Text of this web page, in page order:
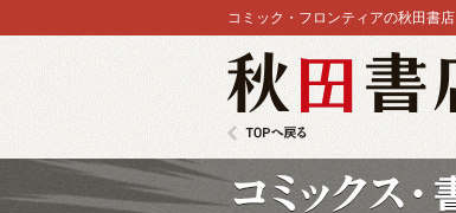
コミック・フロンティアの秋田書店